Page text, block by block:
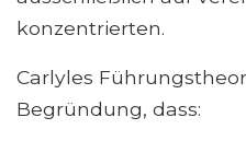
konzentrierten.
Carlyles
Begründung, dass: